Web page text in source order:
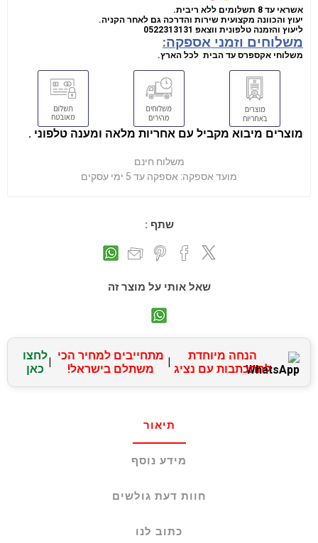
אשראי עד 8 תשלומים ללא ריבית.
יעוץ והכוונה מקצועית שירות והדרכה גם לאחר הקניה.
ליעוץ והזמנה טלפונית ווצאפ 0522313131
משלוחים וזמני אספקה:
משלוחי אקספרס עד הבית לכל הארץ.
מוצרים מיבוא מקביל עם אחריות מלאה ומענה טלפוני .
משלוח חינם
מועד אספקה: אספקה עד 5 ימי עסקים
שתף :
שאל אותי על מוצר זה
הנחה מיוחדת
להתכתבות עם נציג
מתחייבים למחיר הכי
משתלם בישראל!
לחצו
כאן
תיאור
מידע נוסף
חוות דעת גולשים
כתוב לנו